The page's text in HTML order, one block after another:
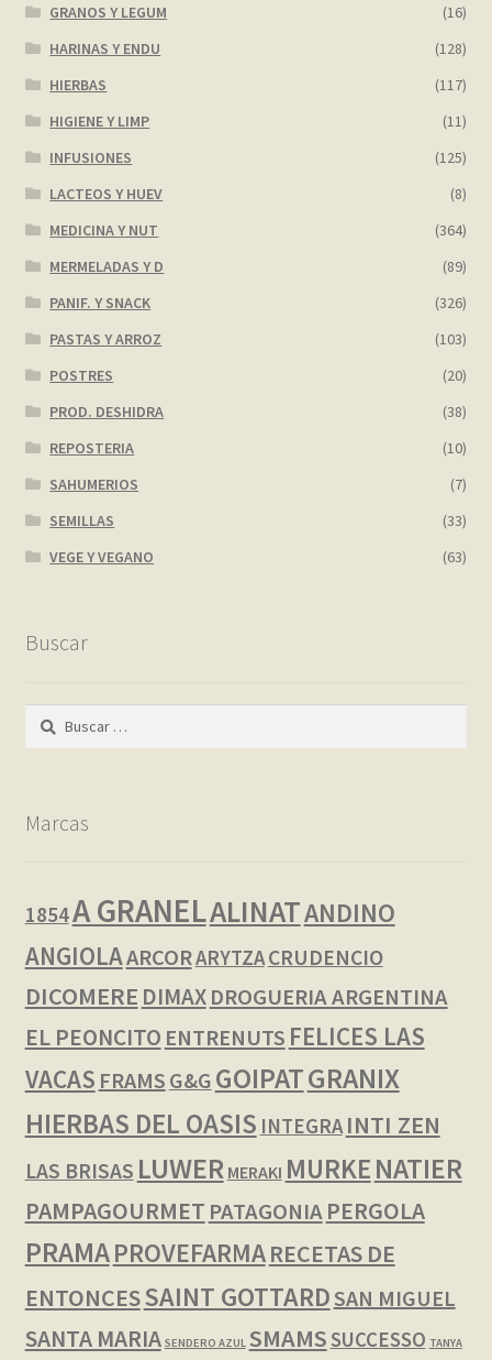
GRANOS Y LEGUM
(16)
HARINAS Y ENDU
(128)
HIERBAS
(117)
HIGIENE Y LIMP
(11)
INFUSIONES
(125)
LACTEOS Y HUEV
(8)
MEDICINA Y NUT
(364)
MERMELADAS Y D
(89)
PANIF. Y SNACK
(326)
PASTAS Y ARROZ
(103)
POSTRES
(20)
PROD. DESHIDRA
(38)
REPOSTERIA
(10)
SAHUMERIOS
(7)
SEMILLAS
(33)
VEGE Y VEGANO
(63)
Buscar
Buscar:
Marcas
1854A GRANELALINATANDINO
ANGIOLAARCORARYTZACRUDENCIO
DICOMERE DIMAX DROGUERIA ARGENTINA
EL PEONCITO ENTRENUTS FELICES LAS
VACAS FRAMS G&G GOIPATGRANIX
HIERBAS DEL OASIS INTEGRA INTI ZEN
LAS BRISAS LUWER MERAKI MURKENATIER
PAMPAGOURMET PATAGONIA PERGOLA
PRAMAPROVEFARMARECETAS DE
ENTONCESSAINT GOTTARDSAN MIGUEL
SANTA MARIA SENDERO AZUL SMAMSSUCCESSO TANYA